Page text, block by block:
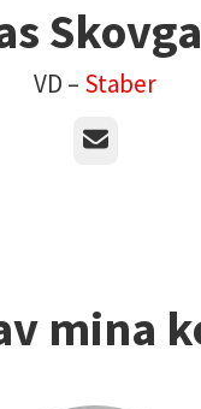
VD – Staber
E-post
mina